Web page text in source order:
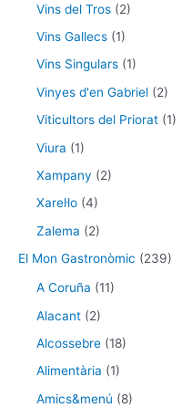
Vins del Tros (2)
Vins Gallecs (1)
Vins Singulars (1)
Vinyes d'en Gabriel (2)
Viticultors del Priorat (1)
Viura (1)
Xampany (2)
Xarel·lo (4)
Zalema (2)
El Mon Gastronòmic (239)
A Coruña (11)
Alacant (2)
Alcossebre (18)
Alimentària (1)
Amics&menú (8)